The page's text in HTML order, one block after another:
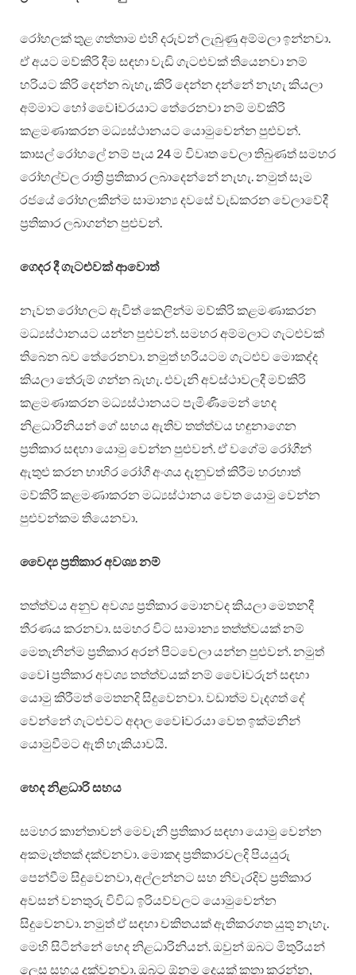
රෝහලක් තුළ ගත්තාම එහි දරුවන් ලැබුණු අම්මලා ඉන්නවා.
ඒ අයට මව්කිරි දීම සඳහා වැඩි ගැටළුවක් තියෙනවා නම්
හරියට කිරි දෙන්න බැහැ, කිරි දෙන්න දන්නේ නැහැ කියලා
අම්මාට හෝ වෛiවරයාට තේරෙනවා නම් මව්කිරි
කළමණාකරන මධ්‍යස්ථානයට යොමුවෙන්න පුළුවන්.
කාසල් රෝහලේ නම් පැය 24 ම විවෘත වෙලා තිබුණත් සමහර
රෝහල්වල රාත්‍රි ප්‍රතිකාර ලබාදෙන්නේ නැහැ. නමුත් සෑම
රජයේ රෝහලකින්ම සාමාන්‍ය දවසේ වැඩකරන වෙලාවේදී
ප්‍රතිකාර ලබාගන්න පුළුවන්.
ගෙදර දී ගැටළුවක් ආවොත්
නැවත රෝහලට ඇවිත් කෙලින්ම මව්කිරි කළමණාකරන
මධ්‍යස්ථානයට යන්න පුළුවන්. සමහර අම්මලාට ගැටළුවක්
තිබෙන බව තේරෙනවා. නමුත් හරියටම ගැටළුව මොකද්ද
කියලා තේරුම් ගන්න බැහැ. එවැනි අවස්ථාවලදී මව්කිරි
කළමණාකරන මධ්‍යස්ථානයට පැමිණීමෙන් හෙද
නිළධාරිනියන් ගේ සහය ඇතිව තත්ත්වය හඳුනාගෙන
ප්‍රතිකාර සඳහා යොමු වෙන්න පුළුවන්. ඒ වගේම රෝගීන්
ඇතුළු කරන භාහිර රෝගී අංශය දැනුවත් කිරීම හරහාත්
මව්කිරි කළමණාකරන මධ්‍යස්ථානය වෙත යොමු වෙන්න
පුළුවන්කම තියෙනවා.
වෛද්‍ය ප්‍රතිකාර අවශ්‍ය නම්
තත්ත්වය අනුව අවශ්‍ය ප්‍රතිකාර මොනවද කියලා මෙතනදී
තීරණය කරනවා. සමහර විට සාමාන්‍ය තත්ත්වයක් නම්
මෙතැනින්ම ප්‍රතිකාර අරන් පිටවෙලා යන්න පුළුවන්. නමුත්
වෛi ප්‍රතිකාර අවශ්‍ය තත්ත්වයක් නම් වෛiවරුන් සඳහා
යොමු කිරීමත් මෙතනදි සිදුවෙනවා. වඩාත්ම වැදගත් දේ
වෙන්නේ ගැටළුවට අදාල වෛiවරයා වෙත ඉක්මනින්
යොමුවීමට ඇති හැකියාවයි.
හෙද නිළධාරි සහය
සමහර කාන්තාවන් මෙවැනි ප්‍රතිකාර සඳහා යොමු වෙන්න
අකමැත්තක් දක්වනවා. මොකද ප්‍රතිකාරවලදි පියයුරු
පෙන්වීම සිදුවෙනවා, අල්ලන්නට සහ නිවැරදිව ප්‍රතිකාර
අවසන් වනතුරු විවිධ ඉරියව්වලට යොමුවෙන්න
සිදුවෙනවා. නමුත් ඒ සඳහා චකිතයක් ඇතිකරගත යුතු නැහැ.
මෙහි සිටින්නේ හෙද නිළධාරිනියන්. ඔවුන් ඔබට මිතුරියන්
ලෙස සහය දක්වනවා. ඔබට ඕනම දෙයක් කතා කරන්න,